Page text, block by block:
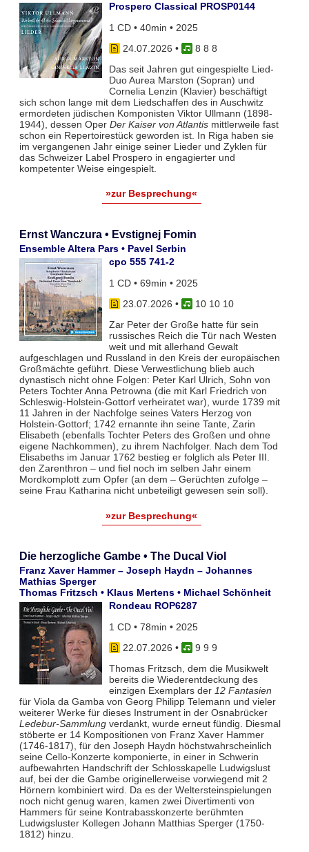
Prospero Classical PROSP0144
1 CD • 40min • 2025
24.07.2026 •
8 8 8
Das seit Jahren gut eingespielte Lied-
Duo Aurea Marston (Sopran) und
Cornelia Lenzin (Klavier) beschäftigt
sich schon lange mit dem Liedschaffen des in Auschwitz
ermordeten jüdischen Komponisten Viktor Ullmann (1898-
1944), dessen Oper Der Kaiser von Atlantismittlerweile fast
schon ein Repertoirestück geworden ist. In Riga haben sie
im vergangenen Jahr einige seiner Lieder und Zyklen für
das Schweizer Label Prospero in engagierter und
kompetenter Weise eingespielt.
»zur Besprechung«
Ernst Wanczura • Evstignej Fomin
Ensemble Altera Pars • Pavel Serbin
cpo 555 741-2
1 CD • 69min • 2025
23.07.2026 •
10 10 10
Zar Peter der Große hatte für sein
russisches Reich die Tür nach Westen
weit und mit allerhand Gewalt
aufgeschlagen und Russland in den Kreis der europäischen
Großmächte geführt. Diese Verwestlichung blieb auch
dynastisch nicht ohne Folgen: Peter Karl Ulrich, Sohn von
Peters Tochter Anna Petrowna (die mit Karl Friedrich von
Schleswig-Holstein-Gottorf verheiratet war), wurde 1739 mit
11 Jahren in der Nachfolge seines Vaters Herzog von
Holstein-Gottorf; 1742 ernannte ihn seine Tante, Zarin
Elisabeth (ebenfalls Tochter Peters des Großen und ohne
eigene Nachkommen), zu ihrem Nachfolger. Nach dem Tod
Elisabeths im Januar 1762 bestieg er folglich als Peter III.
den Zarenthron – und fiel noch im selben Jahr einem
Mordkomplott zum Opfer (an dem – Gerüchten zufolge –
seine Frau Katharina nicht unbeteiligt gewesen sein soll).
»zur Besprechung«
Die herzogliche Gambe • The Ducal Viol
Franz Xaver Hammer – Joseph Haydn – Johannes
Mathias Sperger
Thomas Fritzsch • Klaus Mertens • Michael Schönheit
Rondeau ROP6287
1 CD • 78min • 2025
22.07.2026 •
9 9 9
Thomas Fritzsch, dem die Musikwelt
bereits die Wiederentdeckung des
einzigen Exemplars der 12 Fantasien
für Viola da Gamba von Georg Philipp Telemann und vieler
weiterer Werke für dieses Instrument in der Osnabrücker
Ledebur-Sammlungverdankt, wurde erneut fündig. Diesmal
stöberte er 14 Kompositionen von Franz Xaver Hammer
(1746-1817), für den Joseph Haydn höchstwahrscheinlich
seine Cello-Konzerte komponierte, in einer in Schwerin
aufbewahrten Handschrift der Schlosskapelle Ludwigslust
auf, bei der die Gambe originellerweise vorwiegend mit 2
Hörnern kombiniert wird. Da es der Weltersteinspielungen
noch nicht genug waren, kamen zwei Divertimenti von
Hammers für seine Kontrabasskonzerte berühmten
Ludwigsluster Kollegen Johann Matthias Sperger (1750-
1812) hinzu.